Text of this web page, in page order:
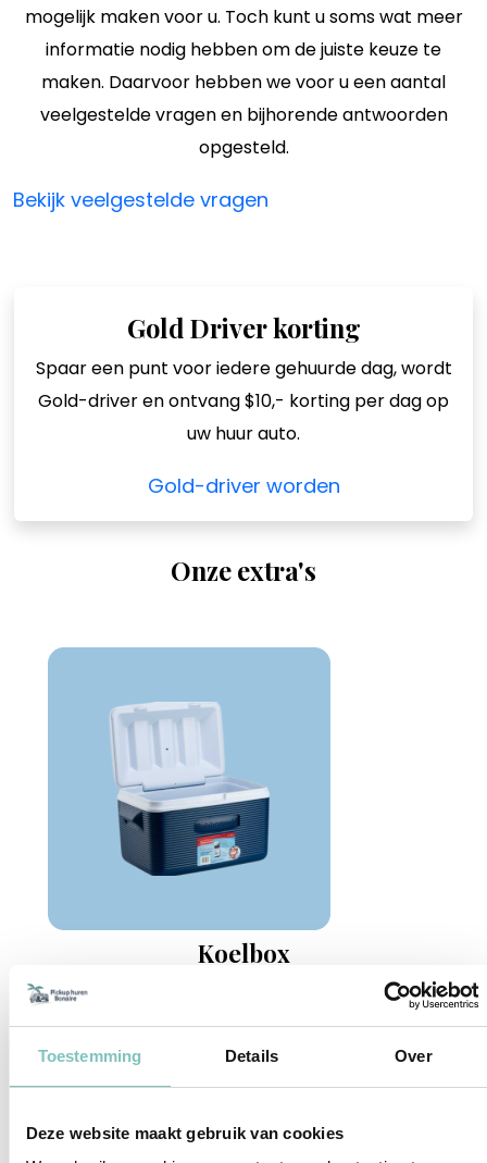
Toestemming Details Over
Deze website maakt gebruik van cookies
mogelijk maken voor u. Toch kunt u soms wat meer
informatie nodig hebben om de juiste keuze te
maken. Daarvoor hebben we voor u een aantal
veelgestelde vragen en bijhorende antwoorden
opgesteld.
Bekijk veelgestelde vragen
Gold Driver korting
Spaar een punt voor iedere gehuurde dag, wordt
Gold-driver en ontvang $10,- korting per dag op
uw huur auto.
Gold-driver worden
Onze extra's
Koelbox